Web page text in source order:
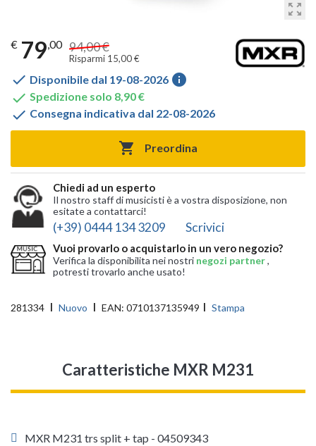
zoom_out_map
€ 79,00 94,00 €
Risparmi 15,00 €
 Disponibile dal 19-08-2026 info
 Spedizione solo 8,90 €
 Consegna indicativa dal 22-08-2026
 Preordina
Chiedi ad un esperto
Il nostro staff di musicisti è a vostra disposizione, non
esitate a contattarci!
(+39) 0444 134 3209 Scrivici
Vuoi provarlo o acquistarlo in un vero negozio?
Verifica la disponibilita nei nostri negozi partner,
potresti trovarlo anche usato!
281334 Nuovo EAN: 0710137135949 Stampa
Caratteristiche MXR M231
MXR M231 trs split + tap - 04509343